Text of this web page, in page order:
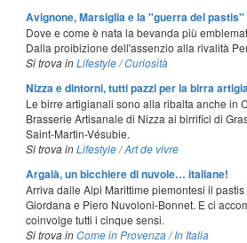
Avignone, Marsiglia e la ''guerra del pastis''
Dove e come è nata la bevanda più
Dalla proibizione dell'assenzio alla rivalità
Si trova in Lifestyle /Curiosità
Nizza e dintorni, tutti pazzi per la birra
Le birre artigianali sono alla ribalta anche in
Brasserie Artisanale di Nizza ai birrifici di
Saint-Martin-Vésubie.
Si trova in Lifestyle /Art de vivre
Argalà, un bicchiere di nuvole… italiane!
Arriva dalle Alpi Marittime piemontesi il
Giordana e Piero Nuvoloni-Bonnet. E ci
coinvolge tutti i cinque sensi.
Si trova in Come in Provenza /In Italia